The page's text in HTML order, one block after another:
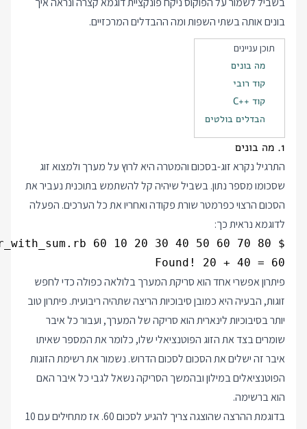
בונים אותה בשתי השפות ומה ההבדלים המרכזיים.
תוכן עניינים
מה בונים
קוד רובי
קוד ++C
הבדלים בולטים
1. מה בונים
התרגיל נקרא זוג-בסכום והמטרה היא לרוץ על מערך ולמצוא זוג
שסכומו מספר נתון. בשביל שיהיה קל להשתמש בתוכנית נעביר את
הסכום הרצוי כפרמטר שורת פקודה ואחריו את כל הערכים. הפעלה
לדוגמא נראית כך:
Found! 20 + 40 = 60
פיתרון אפשרי אחד הוא סריקת המערך בלולאה כפולה כדי לחפש
זוגות, הבעיה היא כמובן סיבוכיות הריצה שתהיה ריבועית. פיתרון טוב
יותר בסיבוכיות לינארית הוא סריקה של המערך, ועבור כל איבר
שומרים בצד את הזוג הפוטנציאלי שלו, כלומר את המספר שאיתו
איבר זה ישלים את הסכום לסכום הדרוש. נשמור את רשימת הזוגות
הפוטנציאלים במילון ובהמשך הסריקה נשאל לגבי כל איבר האם
הוא ברשימה.
בדוגמת ההרצה שהוצגה צריך להגיע לסכום 60. אז מתחילים עם 10